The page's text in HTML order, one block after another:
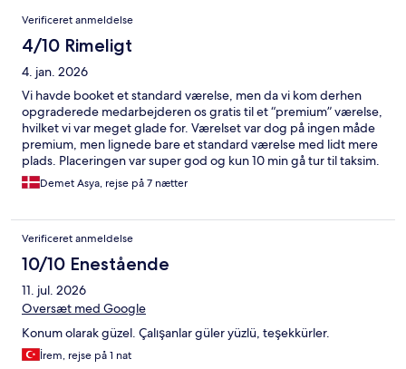
Anmeldelser
Verificeret anmeldelse
4/10 Rimeligt
4. jan. 2026
Vi havde booket et standard værelse, men da vi kom derhen
opgraderede medarbejderen os gratis til et “premium” værelse,
hvilket vi var meget glade for. Værelset var dog på ingen måde
premium, men lignede bare et standard værelse med lidt mere
plads. Placeringen var super god og kun 10 min gå tur til taksim.
ET KÆMPE MINUS var, at fjernsynet ikke virkede. Vi fik af vide,
at ingen af fjernsynene var koblet til internettet, så vi kunne
på et hotel som Radisson ikke som det mindste kan bruge
fjernsynet. Jeg vil aldrig booke dette hotel igen. Rengøring:
Rengøringen var heller ikke helt i top alle dage. Der var gange,
hvor vi kom ind, hvor der manglede toiletpapir eller hvor brugte
glas ikke var fjernet. Der var også utrolig meget støv under
sengen.
Demet Asya, rejse på 7 nætter
Verificeret anmeldelse
10/10 Enestående
11. jul. 2026
Oversæt med Google
Konum olarak güzel. Çalışanlar güler yüzlü, teşekkürler.
İrem, rejse på 1 nat